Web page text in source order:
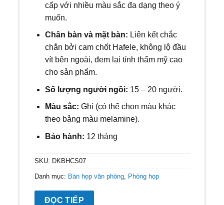
cấp với nhiều màu sắc đa dạng theo ý
muốn.
Chân bàn và mặt bàn: Liên kết chắc
chắn bởi cam chốt Hafele, không lộ đầu
vít bên ngoài, đem lại tính thẩm mỹ cao
cho sản phẩm.
Số lượng người ngồi: 15– 20 người.
Màu sắc: Ghi (có thể chọn màu khác
theo bảng màu melamine).
Bảo hành: 12 tháng
SKU: DKBHCS07
Danh mục: Bàn họp văn phòng Phòng họp
ĐỌC TIẾP